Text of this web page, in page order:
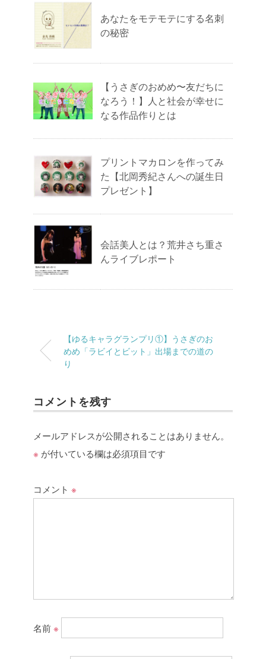
あなたをモテモテにする名刺
の秘密
【うさぎのおめめ〜友だちに
なろう！】人と社会が幸せに
なる作品作りとは
プリントマカロンを作ってみ
た【北岡秀紀さんへの誕生日
プレゼント】
会話美人とは？荒井さち重さ
んライブレポート
【ゆるキャラグランプリ①】うさぎのお
めめ「ラビイとビット」出場までの道の
り
コメントを残す
メールアドレスが公開されることはありません。
※ が付いている欄は必須項目です
コメント ※
名前※